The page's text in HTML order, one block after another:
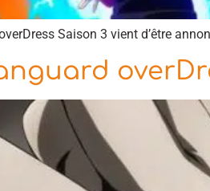
Saison 3 vient d’être